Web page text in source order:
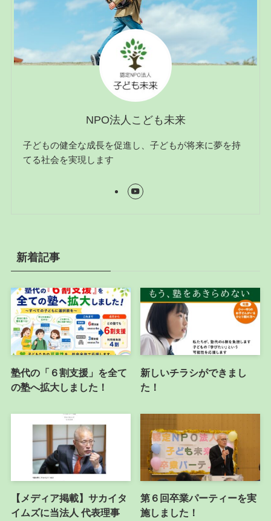
NPO法人こども未来
子どもの健全な成長を促進し、子どもが将来に夢を持
てる社会を実現します
新着記事
塾代の「６割支援」を全て
の塾へ拡大しました！
新しいチラシができまし
た！
【メディア掲載】サカイタ
イムズに当法人 代表理事
第６回卒業パーティーを実
施しました！